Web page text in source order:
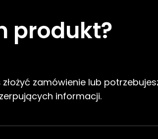
produkt?
zamówienie lub
informacji.